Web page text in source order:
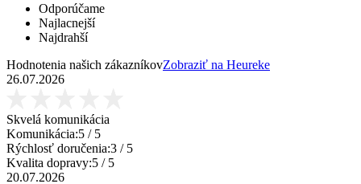
Odporúčame
Najlacnejší
Najdrahší
Hodnotenia našich zákazníkovZobraziť na Heureke
26.07.2026
Skvelá komunikácia
Komunikácia:5 / 5
Rýchlosť doručenia:3 / 5
Kvalita dopravy:5 / 5
20.07.2026